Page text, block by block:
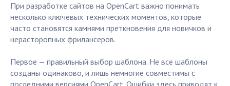
При разработке сайтов на OpenCart важно понимать
несколько ключевых технических моментов, которые
часто становятся камнями преткновения для новичков и
нерасторопных фрилансеров.
Первое — правильный выбор шаблона. Не все шаблоны
созданы одинаково, и лишь немногие совместимы с